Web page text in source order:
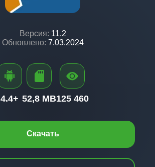
Версия: 11.2
Обновлено: 7.03.2024
Скачать
4.4+ 52,8 MB125 460